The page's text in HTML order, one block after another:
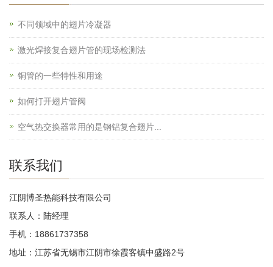
不同领域中的翅片冷凝器
激光焊接复合翅片管的现场检测法
铜管的一些特性和用途
如何打开翅片管阀
空气热交换器常用的是钢铝复合翅片...
联系我们
江阴博圣热能科技有限公司
联系人：陆经理
手机：18861737358
地址：江苏省无锡市江阴市徐霞客镇中盛路2号